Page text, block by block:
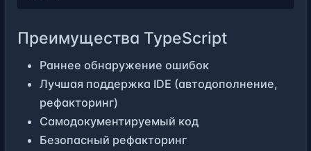
Преимущества TypeScript
Раннее обнаружение ошибок
Лучшая поддержка IDE (автодополнение,
рефакторинг)
Самодокументируемый код
Безопасный рефакторинг